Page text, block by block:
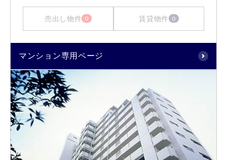
売出し物件 0 賃貸物件 0
マンション専用ページ